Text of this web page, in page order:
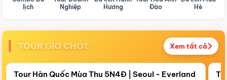
lịch
Nghiệp
Hương
Đào
Hè
TOUR GIỜ CHÓT Xem tất cả
Còn17 ngày 19:44:40
Điểm nổi bật
Tour Hàn Quốc Mùa Thu 5N4Đ | Seoul - Everland